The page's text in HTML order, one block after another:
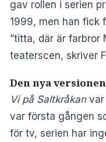
gav rollen i serien
1999, men han fick
”titta, där är farbror
teaterscen, skriver
Den nya
Vi på Saltkråkanvar
var första gången
för tv, serien har